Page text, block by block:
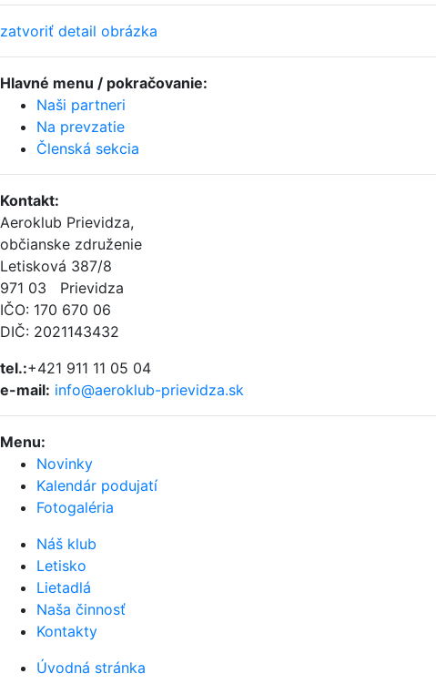
zatvoriť detail obrázka
Hlavné menu / pokračovanie:
Naši partneri
Na prevzatie
Členská sekcia
Kontakt:
Aeroklub Prievidza,
občianske združenie
Letisková 387/8
971 03 Prievidza
IČO: 170 670 06
DIČ: 2021143432
tel.:+421 911 11 05 04
e-mail: info@aeroklub-prievidza.sk
Menu:
Novinky
Kalendár podujatí
Fotogaléria
Náš klub
Letisko
Lietadlá
Naša činnosť
Kontakty
Úvodná stránka